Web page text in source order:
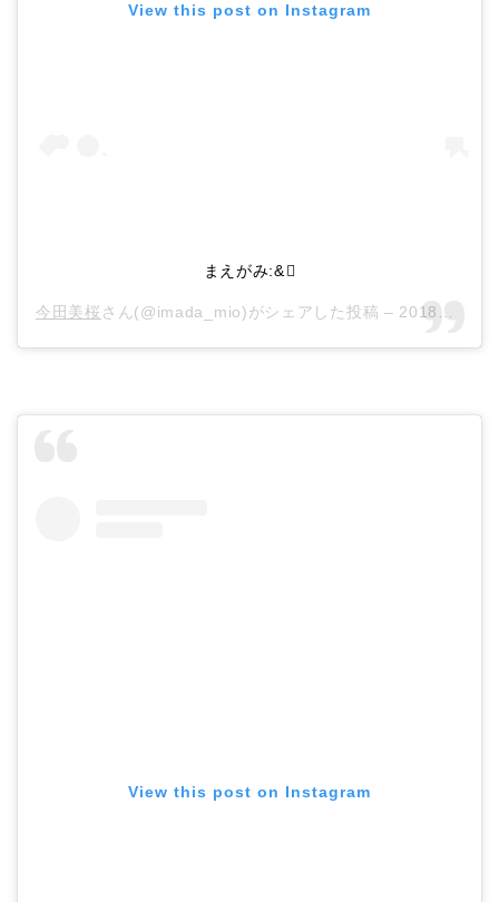
View this post on Instagram
まえがみ:&
今田美桜 さん(@imada_mio)がシェアした投稿 – 2018年 7月月8日午前4時29分PDT
View this post on Instagram